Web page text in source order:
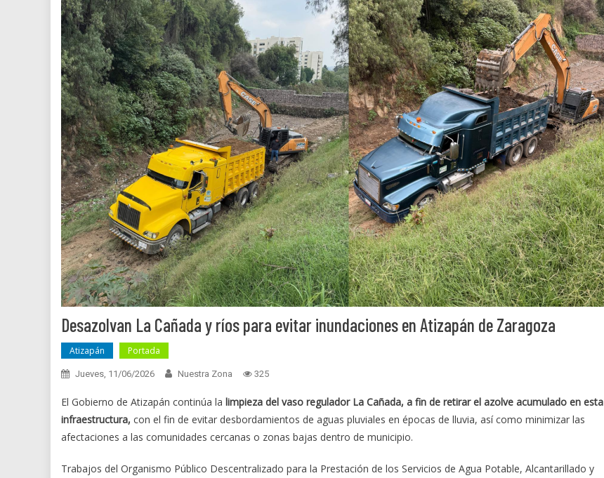
Desazolvan La Cañada y ríos para evitar inundaciones en Atizapán de Zaragoza
Atizapán Portada
Jueves, 11/06/2026 Nuestra Zona 325
El Gobierno de Atizapán continúa la limpieza del vaso regulador La Cañada, a fin de retirar el azolve acumulado en esta
infraestructura, con el fin de evitar desbordamientos de aguas pluviales en épocas de lluvia, así como minimizar las
afectaciones a las comunidades cercanas o zonas bajas dentro de municipio.
Trabajos del Organismo Público Descentralizado para la Prestación de los Servicios de Agua Potable, Alcantarillado y